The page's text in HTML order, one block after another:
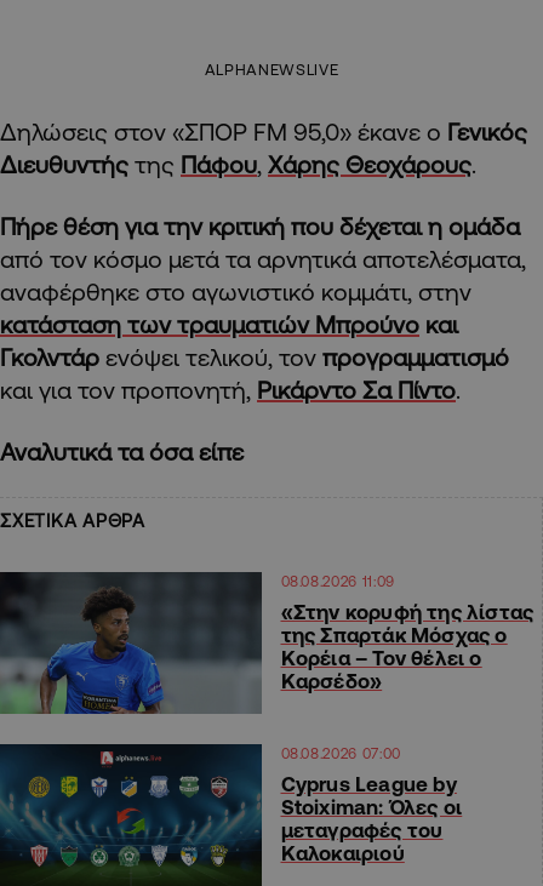
ALPHANEWSLIVE
Δηλώσεις στον «ΣΠΟΡ FM 95,0» έκανε ο Γενικός
Διευθυντής της Πάφου, Χάρης Θεοχάρους.
Πήρε θέση για την κριτική που δέχεται η ομάδα
από τον κόσμο μετά τα αρνητικά αποτελέσματα,
αναφέρθηκε στο αγωνιστικό κομμάτι, στην
κατάσταση των τραυματιών Μπρούνο και
Γκολντάρ ενόψει τελικού, τον προγραμματισμό
και για τον προπονητή, Ρικάρντο Σα Πίντο.
Αναλυτικά τα όσα είπε
ΣΧΕΤΙΚΑ ΑΡΘΡΑ
08.08.2026 11:09
«Στην κορυφή της λίστας
της Σπαρτάκ Μόσχας ο
Κορέια – Τον θέλει ο
Καρσέδο»
08.08.2026 07:00
Cyprus League by
Stoiximan: Όλες οι
μεταγραφές του
Καλοκαιριού